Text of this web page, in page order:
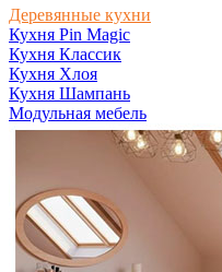
Деревянные кухни
Кухня Pin Magic
Кухня Классик
Кухня Хлоя
Кухня Шампань
Модульная мебель